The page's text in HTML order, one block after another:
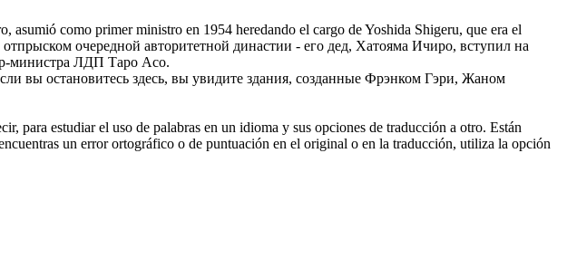
asumió como primer ministro en 1954 heredando el cargo de Yoshida Shigeru, que era el
очередной авторитетной династии - его дед, Хатояма Ичиро, вступил на
министра ЛДП Таро Асо.
вы остановитесь здесь, вы увидите здания, созданные Фрэнком Гэри, Жаном
para estudiar el uso de palabras en un idioma y sus opciones de traducción a otro. Están
un error ortográfico o de puntuación en el original o en la traducción, utiliza la opción